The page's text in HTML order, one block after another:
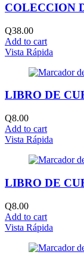
COLECCION
Q38.00
Add to cart
Vista Rápida
LIBRO DE
Q8.00
Add to cart
Vista Rápida
LIBRO DE
Q8.00
Add to cart
Vista Rápida